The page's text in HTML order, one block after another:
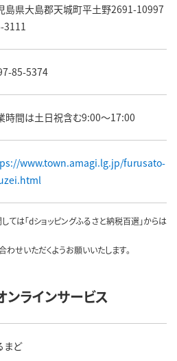
島県大島郡天城町平土野2691-10997
3111
85-5374
時間は土日祝含む9:00～17:00
www.town.amagi.lg.jp/furusato-
は「dショッピングふるさと納税百選」からは
せいただくようお願いいたします。
ンラインサービス
まど